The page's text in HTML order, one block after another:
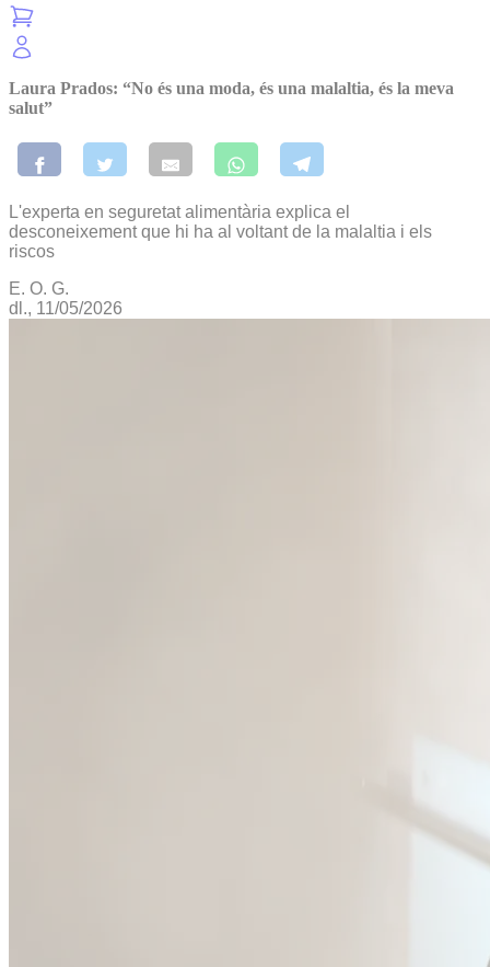
Laura Prados: “No és una moda, és una malaltia, és la meva
salut”
L'experta en seguretat alimentària explica el
desconeixement que hi ha al voltant de la malaltia i els
riscos
E. O. G.
dl., 11/05/2026